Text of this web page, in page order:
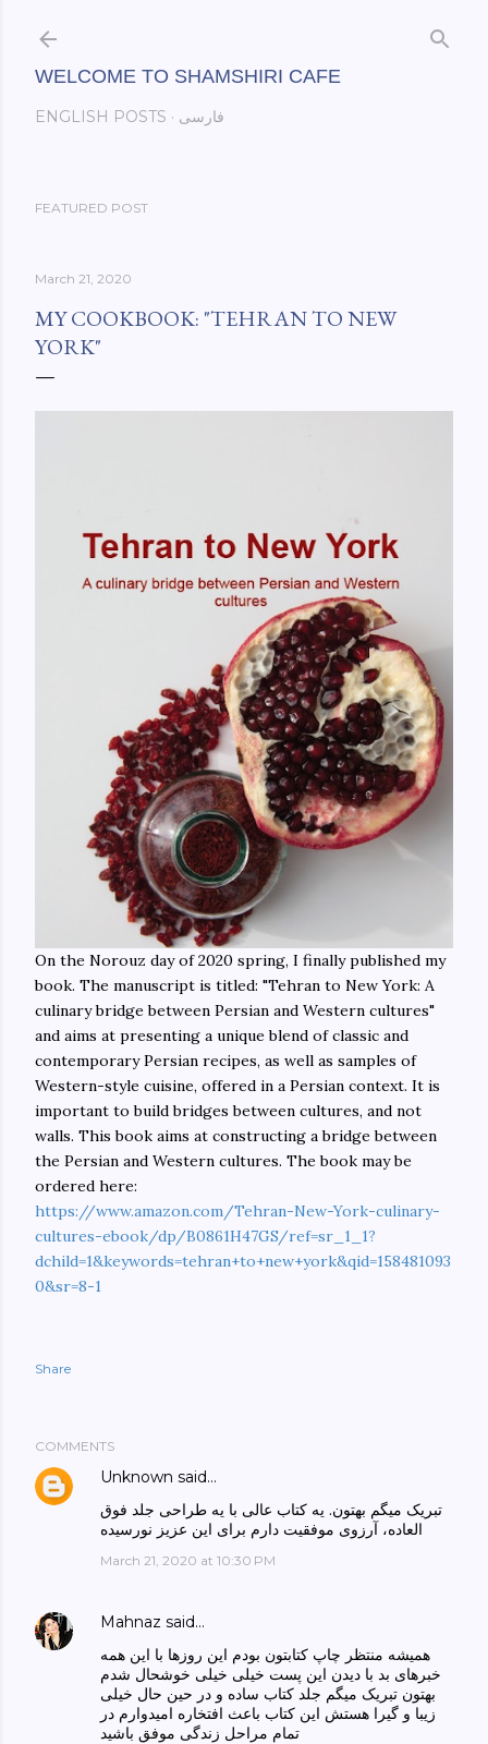
WELCOME TO SHAMSHIRI CAFE
ENGLISH POSTS فارسی
FEATURED POST
March 21, 2020
MY COOKBOOK: "TEHRAN TO NEW
YORK"
On the Norouz day of 2020 spring, I finally published my
book. The manuscript is titled: "Tehran to New York: A
culinary bridge between Persian and Western cultures"
and aims at presenting a unique blend of classic and
contemporary Persian recipes, as well as samples of
Western-style cuisine, offered in a Persian context. It is
important to build bridges between cultures, and not
walls. This book aims at constructing a bridge between
the Persian and Western cultures. The book may be
ordered here:
https://www.amazon.com/Tehran-New-York-culinary-
cultures-ebook/dp/B0861H47GS/ref=sr_1_1?
dchild=1&keywords=tehran+to+new+york&qid=158481093
0&sr=8-1
Share
COMMENTS
Unknown said…
تبریک میگم بهتون. یه کتاب عالی با یه طراحی جلد فوق
العاده، آرزوی موفقیت دارم برای این عزیز نورسیده
March 21, 2020 at 10:30 PM
Mahnaz said…
همیشه منتظر چاپ کتابتون بودم این روزها با این همه
خبرهای بد با دیدن این پست خیلی خیلی خوشحال شدم
بهتون تبریک میگم جلد کتاب ساده و در حین حال خیلی
زیبا ‌و گیرا هستش این کتاب باعث افتخاره امیدوارم در
تمام مراحل زندگی موفق باشید